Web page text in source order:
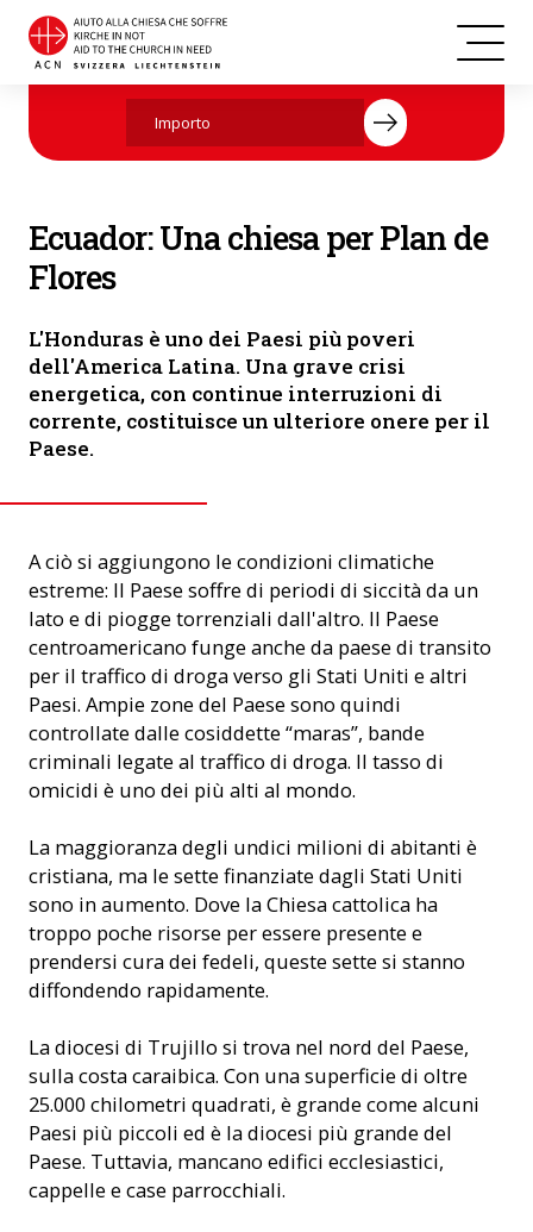
Ecuador
Aiutate ora con la vostra donazione.
Ecuador: Una chiesa per Plan de
Flores
L'Honduras è uno dei Paesi più poveri
dell'America Latina. Una grave crisi
energetica, con continue interruzioni di
corrente, costituisce un ulteriore onere per il
Paese.
A ciò si aggiungono le condizioni climatiche
estreme: Il Paese soffre di periodi di siccità da un
lato e di piogge torrenziali dall'altro. Il Paese
centroamericano funge anche da paese di transito
per il traffico di droga verso gli Stati Uniti e altri
Paesi. Ampie zone del Paese sono quindi
controllate dalle cosiddette “maras”, bande
criminali legate al traffico di droga. Il tasso di
omicidi è uno dei più alti al mondo.
La maggioranza degli undici milioni di abitanti è
cristiana, ma le sette finanziate dagli Stati Uniti
sono in aumento. Dove la Chiesa cattolica ha
troppo poche risorse per essere presente e
prendersi cura dei fedeli, queste sette si stanno
diffondendo rapidamente.
La diocesi di Trujillo si trova nel nord del Paese,
sulla costa caraibica. Con una superficie di oltre
25.000 chilometri quadrati, è grande come alcuni
Paesi più piccoli ed è la diocesi più grande del
Paese. Tuttavia, mancano edifici ecclesiastici,
cappelle e case parrocchiali.